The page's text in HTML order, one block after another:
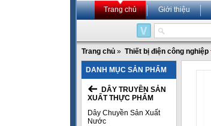
Trang chủ Giới thiệu
Trang chủ » Thiết bị điện công nghiệp
DANH MỤC SẢN PHẨM
DÂY TRUYỀN SẢN
XUẤT THỰC PHẨM
Dây Chuyền Sản Xuất
Nước